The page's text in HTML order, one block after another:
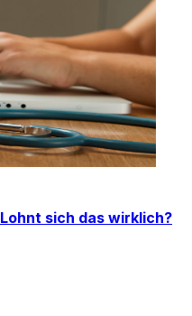
sich das wirklich?